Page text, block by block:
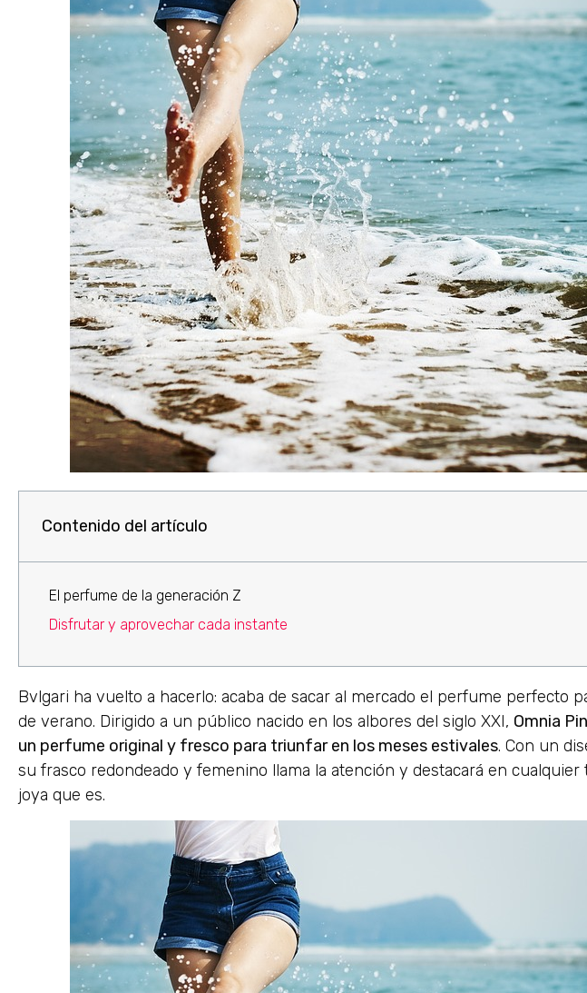
Contenido del artículo
El perfume de la generación Z
Disfrutar y aprovechar cada instante
Bvlgari ha vuelto a hacerlo: acaba de sacar al mercado el perfume perfecto
de verano. Dirigido a un público nacido en los albores del siglo XXI, Omnia
un perfume original y fresco para triunfar en los meses estivales. Con un
su frasco redondeado y femenino llama la atención y destacará en cualquier
joya que es.